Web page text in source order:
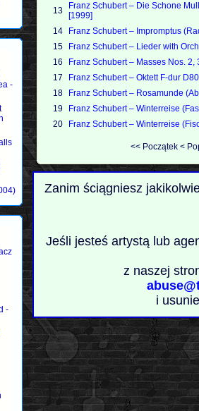
-
-
13
Franz Schubert – Die Schone
[1999]
14
Franz Schubert – Impromptus
15
Franz Schubert – Lieder with
16
Franz Schubert – Masses Nos. 2,
17
Franz Schubert – Oktett F-dur
18
Franz Schubert – Rosamunde
19
Franz Schubert – Winterreise
20
Franz Schubert – Winterreise
<< Początek<
Zanim ściągniesz
Jeśli jesteś artystą lub
z naszej
i